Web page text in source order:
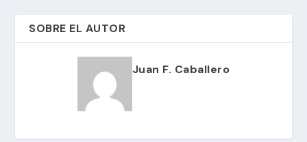
SOBRE EL AUTOR
Juan F. Caballero